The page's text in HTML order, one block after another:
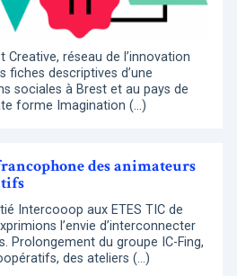
Creative, réseau de l’innovation
fiches descriptives d’une
sociales à Brest et au pays de
forme Imagination (…)
des animateurs
Intercooop aux ETES TIC de
l’envie d’interconnecter
Prolongement du groupe IC-Fing,
des ateliers (…)